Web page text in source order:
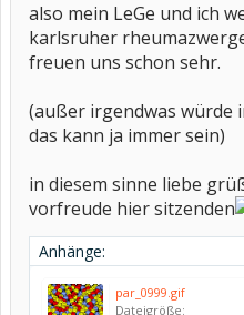
also mein LeGe und ich
karlsruher
freuen uns schon sehr.
(außer irgendwas würde
das kann ja immer sein)
in diesem sinne liebe
vorfreude hier sitzenden
Anhänge:
par_0999.gif
Dateigröße: